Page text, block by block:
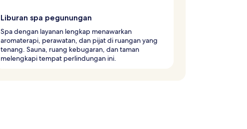
Liburan spa pegunungan
Spa dengan layanan lengkap menawarkan
aromaterapi, perawatan, dan pijat di ruangan yang
tenang. Sauna, ruang kebugaran, dan taman
melengkapi tempat perlindungan ini.